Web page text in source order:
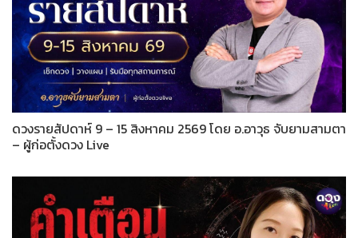
ดวงรายสัปดาห์ 9 – 15 สิงหาคม 2569 โดย อ.อาวุธ จับยามสามตา
– ผู้ก่อตั้งดวง Live